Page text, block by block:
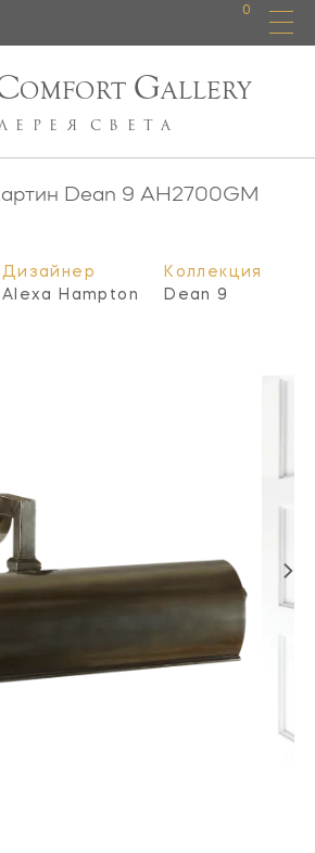
0
OMFORT GALLERY
СВЕТА
Dean 9 AH2700GM
Дизайнер
Alexa Hampton
Коллекция
Dean 9